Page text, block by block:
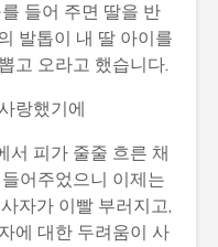
들어 주면 딸을 반
발톱이 내 딸 아이를
고 오라고 했습니다.
랑했기에
서 피가 줄줄 흐른 채
어주었으니 이제는
자가 이빨 부러지고,
에 대한 두려움이 사